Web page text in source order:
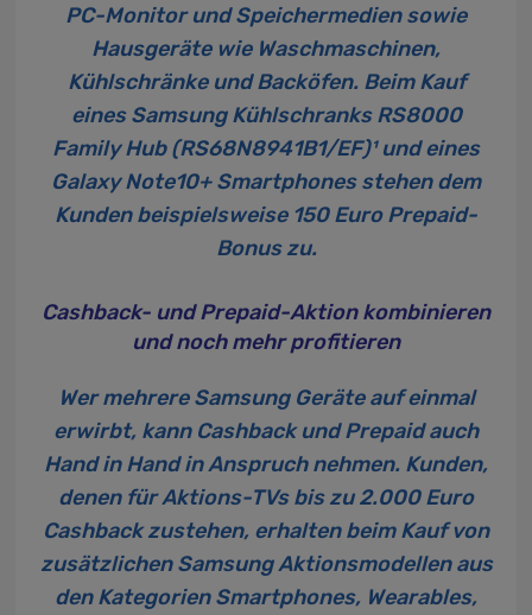
PC-Monitor und Speichermedien sowie
Hausgeräte wie Waschmaschinen,
Kühlschränke und Backöfen. Beim Kauf
eines Samsung Kühlschranks RS8000
Family Hub (RS68N8941B1/EF)¹ und eines
Galaxy Note10+ Smartphonesstehen dem
Kunden beispielsweise 150 Euro Prepaid-
Bonus zu.
Cashback- und Prepaid-Aktion kombinieren
und noch mehr profitieren
Wer mehrere Samsung Geräte auf einmal
erwirbt, kann Cashback und Prepaid auch
Hand in Hand in Anspruch nehmen. Kunden,
denen für Aktions-TVs bis zu 2.000 Euro
Cashback zustehen, erhalten beim Kauf von
zusätzlichen Samsung Aktionsmodellen aus
den Kategorien Smartphones, Wearables,